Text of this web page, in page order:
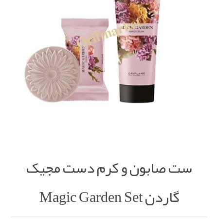
ست صابون و کرم دست مجیک
گاردن Magic Garden Set